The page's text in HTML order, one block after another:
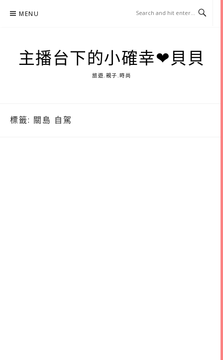
MENU
主播台下的小確幸❤貝貝
旅遊.親子.時尚
標籤: 關島 自駕